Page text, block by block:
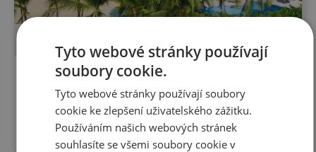
14 dní
Mexiko jihozápad 5. 2. - 19. 2. 2027
5. 2. 2027-19. 2. 2027
61 990Kč
Tyto webové stránky používají
soubory cookie.
Tyto webové stránky používají soubory
cookie ke zlepšení uživatelského zážitku.
Používáním našich webových stránek
souhlasíte se všemi soubory cookie v